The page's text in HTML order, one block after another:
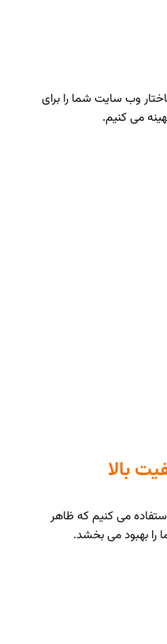
وب سایت شما را برای
می کنیم.
بالا
استفاده می کنیم که ظاهر
بهبود می بخشد.